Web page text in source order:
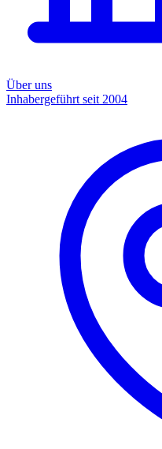
Über uns
Inhabergeführt seit 2004